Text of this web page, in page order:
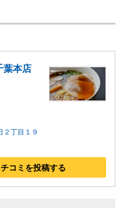
葉本店
丁目１９
コミを投稿する